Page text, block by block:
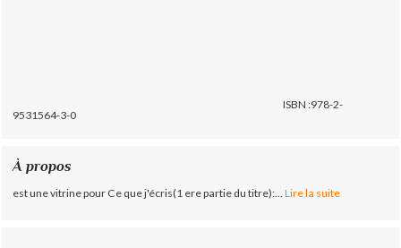
ISBN :978-2-
9531564-3-0
À propos
est une vitrine pour Ce que j'écris(1 ere partie du titre):... Lire la suite